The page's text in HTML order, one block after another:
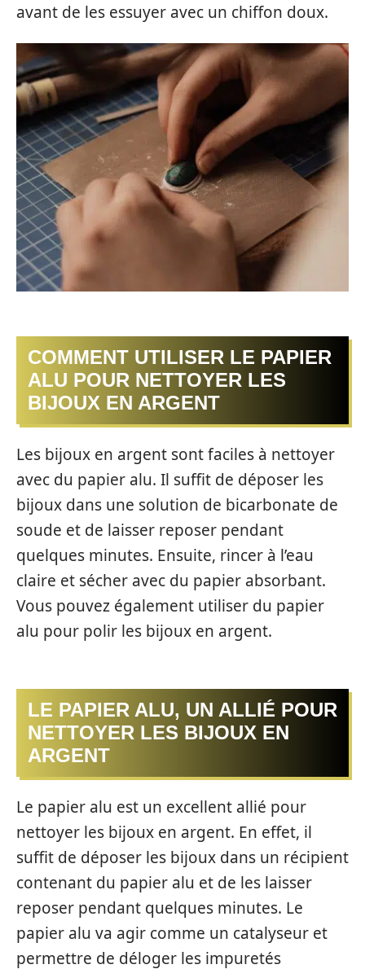
avant de les essuyer avec un chiffon doux.
COMMENT UTILISER LE PAPIER
ALU POUR NETTOYER LES
BIJOUX EN ARGENT
Les bijoux en argent sont faciles à nettoyer
avec du papier alu. Il suffit de déposer les
bijoux dans une solution de bicarbonate de
soude et de laisser reposer pendant
quelques minutes. Ensuite, rincer à l’eau
claire et sécher avec du papier absorbant.
Vous pouvez également utiliser du papier
alu pour polir les bijoux en argent.
LE PAPIER ALU, UN ALLIÉ POUR
NETTOYER LES BIJOUX EN
ARGENT
Le papier alu est un excellent allié pour
nettoyer les bijoux en argent. En effet, il
suffit de déposer les bijoux dans un récipient
contenant du papier alu et de les laisser
reposer pendant quelques minutes. Le
papier alu va agir comme un catalyseur et
permettre de déloger les impuretés